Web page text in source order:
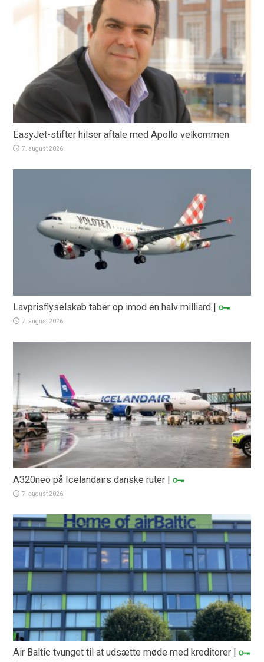
EasyJet-stifter hilser aftale med Apollo velkommen
7. august 2026
Lavprisflyselskab taber op imod en halv milliard |
7. august 2026
A320neo på Icelandairs danske ruter |
7. august 2026
Air Baltic tvunget til at udsætte møde med kreditorer |